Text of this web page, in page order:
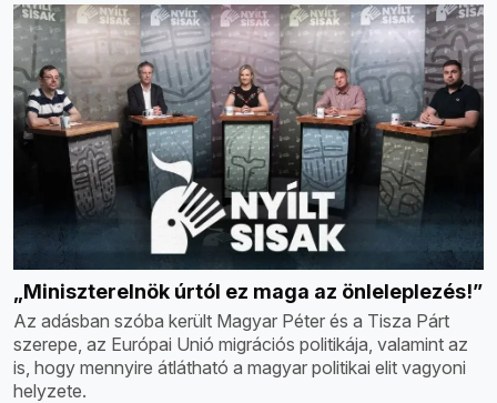
„Miniszterelnök úrtól ez maga az önleleplezés!”
Az adásban szóba került Magyar Péter és a Tisza Párt
szerepe, az Európai Unió migrációs politikája, valamint az
is, hogy mennyire átlátható a magyar politikai elit vagyoni
helyzete.